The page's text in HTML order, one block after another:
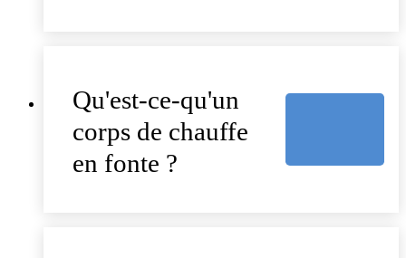
Qu'est-ce-qu'un
corps de chauffe
en fonte ?